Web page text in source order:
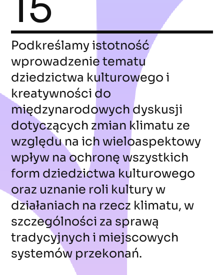
Podkreślamy istotność
wprowadzenie tematu
dziedzictwa kulturowego i
kreatywności do
międzynarodowych dyskusji
dotyczących zmian klimatu ze
względu na ich wieloaspektowy
wpływ na ochronę wszystkich
form dziedzictwa kulturowego
oraz uznanie roli kultury w
działaniach na rzecz klimatu, w
szczególności za sprawą
tradycyjnych i miejscowych
systemów przekonań.